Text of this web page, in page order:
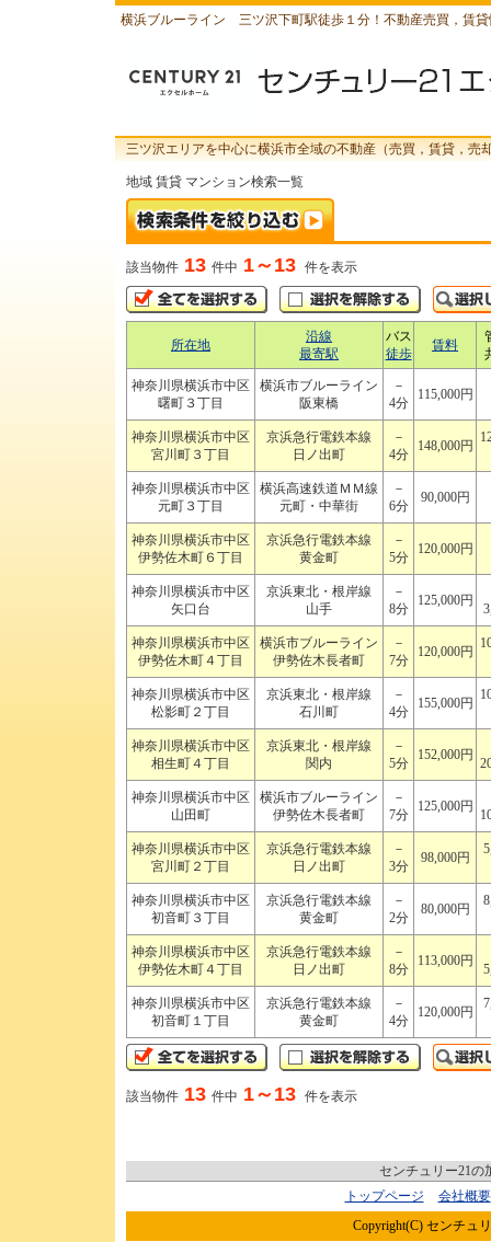
横浜ブルーライン 三ツ沢下町駅徒歩１分！不動産売買，賃
三ツ沢エリアを中心に横浜市全域の不動産（売買，賃貸，
地域 賃貸 マンション検索一覧
該当物件 13 件中 1～13 件を表示
所在地
沿線
最寄駅
バス
徒歩
賃料
神奈川県横浜市中区
曙町３丁目
横浜市ブルーライン
阪東橋
－
4分
115,000円
神奈川県横浜市中区
宮川町３丁目
京浜急行電鉄本線
日ノ出町
－
4分
148,000円
神奈川県横浜市中区
元町３丁目
横浜高速鉄道ＭＭ線
元町・中華街
－
6分
90,000円
神奈川県横浜市中区
伊勢佐木町６丁目
京浜急行電鉄本線
黄金町
－
5分
120,000円
神奈川県横浜市中区
矢口台
京浜東北・根岸線
山手
－
8分
125,000円
神奈川県横浜市中区
伊勢佐木町４丁目
横浜市ブルーライン
伊勢佐木長者町
－
7分
120,000円
神奈川県横浜市中区
松影町２丁目
京浜東北・根岸線
石川町
－
4分
155,000円
神奈川県横浜市中区
相生町４丁目
京浜東北・根岸線
関内
－
5分
152,000円
神奈川県横浜市中区
山田町
横浜市ブルーライン
伊勢佐木長者町
－
7分
125,000円
神奈川県横浜市中区
宮川町２丁目
京浜急行電鉄本線
日ノ出町
－
3分
98,000円
神奈川県横浜市中区
初音町３丁目
京浜急行電鉄本線
黄金町
－
2分
80,000円
神奈川県横浜市中区
伊勢佐木町４丁目
京浜急行電鉄本線
日ノ出町
－
8分
113,000円
神奈川県横浜市中区
初音町１丁目
京浜急行電鉄本線
黄金町
－
4分
120,000円
該当物件 13 件中 1～13 件を表示
センチュリー21の
トップページ
会社概要
Copyright(C) センチュ